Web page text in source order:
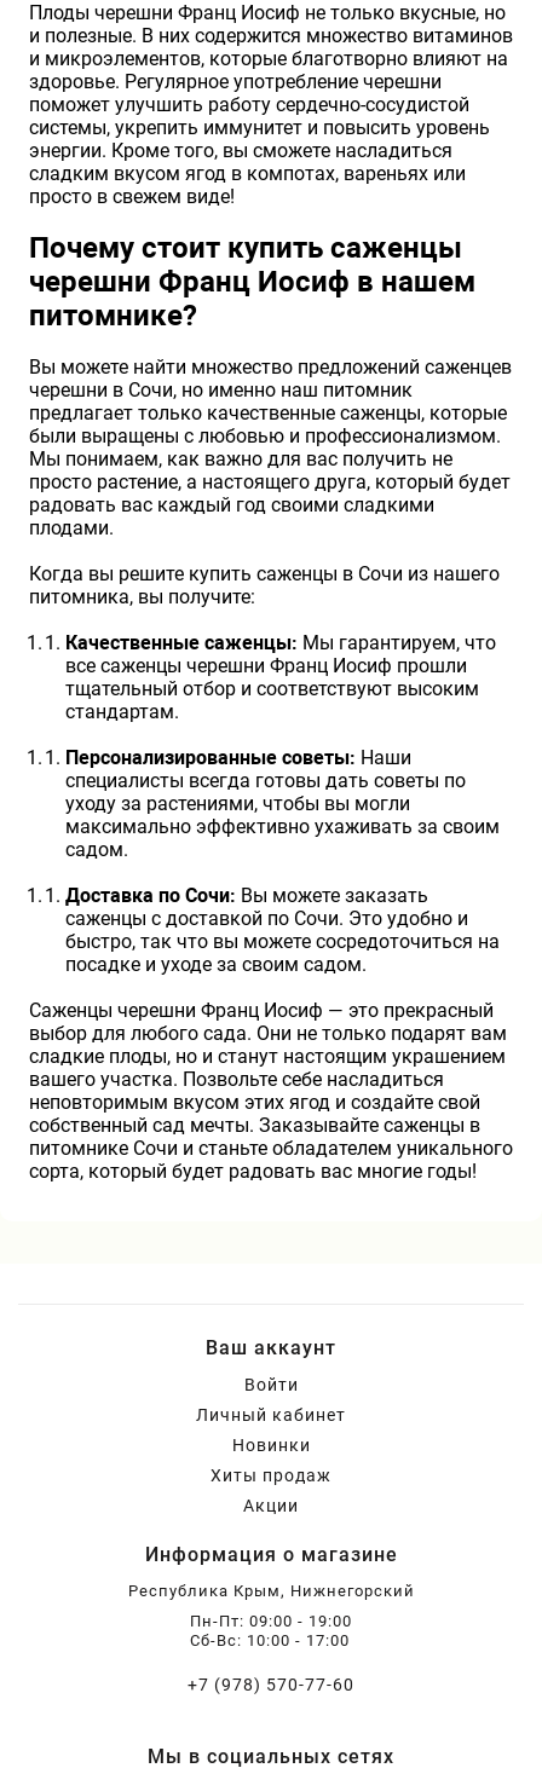
Плоды черешни Франц Иосиф не только вкусные, но
и полезные. В них содержится множество витаминов
и микроэлементов, которые благотворно влияют на
здоровье. Регулярное употребление черешни
поможет улучшить работу сердечно-сосудистой
системы, укрепить иммунитет и повысить уровень
энергии. Кроме того, вы сможете насладиться
сладким вкусом ягод в компотах, вареньях или
просто в свежем виде!
Почему стоит купить саженцы
черешни Франц Иосиф в нашем
питомнике?
Вы можете найти множество предложений саженцев
черешни в Сочи, но именно наш питомник
предлагает только качественные саженцы, которые
были выращены с любовью и профессионализмом.
Мы понимаем, как важно для вас получить не
просто растение, а настоящего друга, который будет
радовать вас каждый год своими сладкими
плодами.
Когда вы решите купить саженцы в Сочи из нашего
питомника, вы получите:
Качественные саженцы: Мы гарантируем, что
все саженцы черешни Франц Иосиф прошли
тщательный отбор и соответствуют высоким
стандартам.
Персонализированные советы: Наши
специалисты всегда готовы дать советы по
уходу за растениями, чтобы вы могли
максимально эффективно ухаживать за своим
садом.
Доставка по Сочи: Вы можете заказать
саженцы с доставкой по Сочи. Это удобно и
быстро, так что вы можете сосредоточиться на
посадке и уходе за своим садом.
Саженцы черешни Франц Иосиф — это прекрасный
выбор для любого сада. Они не только подарят вам
сладкие плоды, но и станут настоящим украшением
вашего участка. Позвольте себе насладиться
неповторимым вкусом этих ягод и создайте свой
собственный сад мечты. Заказывайте саженцы в
питомнике Сочи и станьте обладателем уникального
сорта, который будет радовать вас многие годы!
Ваш аккаунт
Войти
Личный кабинет
Новинки
Хиты продаж
Акции
Информация о магазине
Республика Крым, Нижнегорский
Пн-Пт: 09:00 - 19:00
Сб-Вс: 10:00 - 17:00
+7 (978) 570-77-60
Мы в социальных сетях